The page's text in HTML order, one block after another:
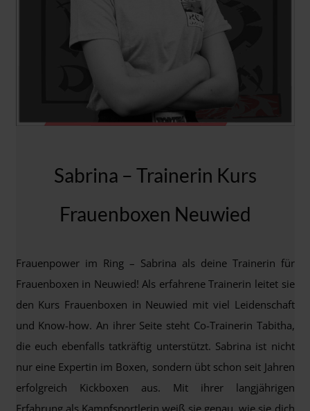
Sabrina – Trainerin Kurs
Frauenboxen Neuwied
Frauenpower im Ring – Sabrina als deine Trainerin für
Frauenboxen in Neuwied! Als erfahrene Trainerin leitet sie
den Kurs Frauenboxen in Neuwied mit viel Leidenschaft
und Know-how. An ihrer Seite steht Co-Trainerin Tabitha,
die euch ebenfalls tatkräftig unterstützt. Sabrina ist nicht
nur eine Expertin im Boxen, sondern übt schon seit Jahren
erfolgreich Kickboxen aus. Mit ihrer langjährigen